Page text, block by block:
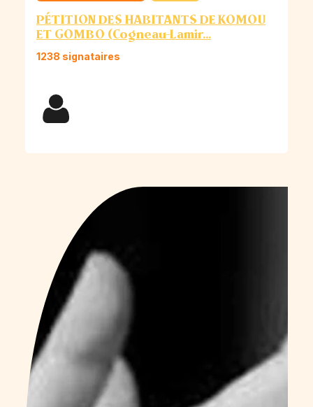
PÉTITION DES HABITANTS DE KOMOU
ET GOMBO (Cogneau-Lamir...
1238 signataires